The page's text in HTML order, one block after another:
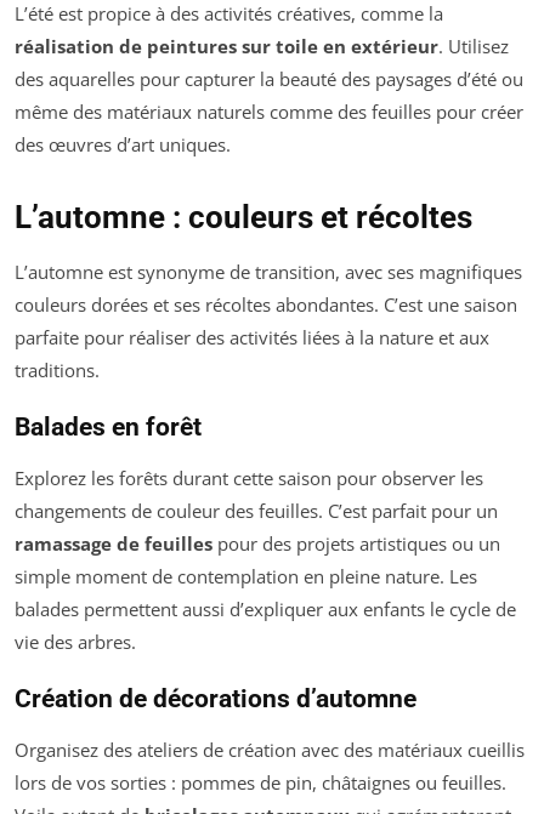
L’été est propice à des activités créatives, comme la
réalisation de peintures sur toile en extérieur. Utilisez
des aquarelles pour capturer la beauté des paysages d’été ou
même des matériaux naturels comme des feuilles pour créer
des œuvres d’art uniques.
L’automne : couleurs et récoltes
L’automne est synonyme de transition, avec ses magnifiques
couleurs dorées et ses récoltes abondantes. C’est une saison
parfaite pour réaliser des activités liées à la nature et aux
traditions.
Balades en forêt
Explorez les forêts durant cette saison pour observer les
changements de couleur des feuilles. C’est parfait pour un
ramassage de feuilles pour des projets artistiques ou un
simple moment de contemplation en pleine nature. Les
balades permettent aussi d’expliquer aux enfants le cycle de
vie des arbres.
Création de décorations d’automne
Organisez des ateliers de création avec des matériaux cueillis
lors de vos sorties : pommes de pin, châtaignes ou feuilles.